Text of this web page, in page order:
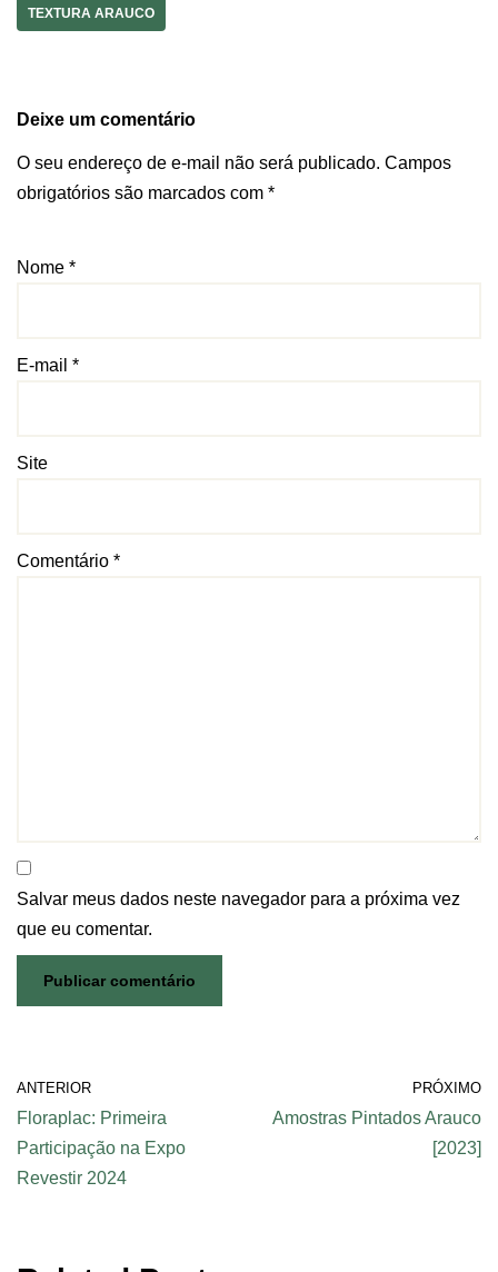
TEXTURA ARAUCO
Deixe um comentário
O seu endereço de e-mail não será publicado. Campos
obrigatórios são marcados com *
Nome *
E-mail *
Site
Comentário *
Salvar meus dados neste navegador para a próxima vez
que eu comentar.
ANTERIOR
Floraplac: Primeira
Participação na Expo
Revestir 2024
PRÓXIMO
Amostras Pintados Arauco
[2023]